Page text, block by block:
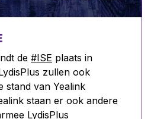
de #ISE plaats in
zullen ook
stand van Yealink
staan er ook andere
LydisPlus